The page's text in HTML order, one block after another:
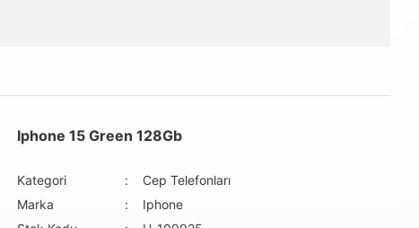
Iphone 15 Green 128Gb
Kategori
Cep Telefonları
Marka
Iphone